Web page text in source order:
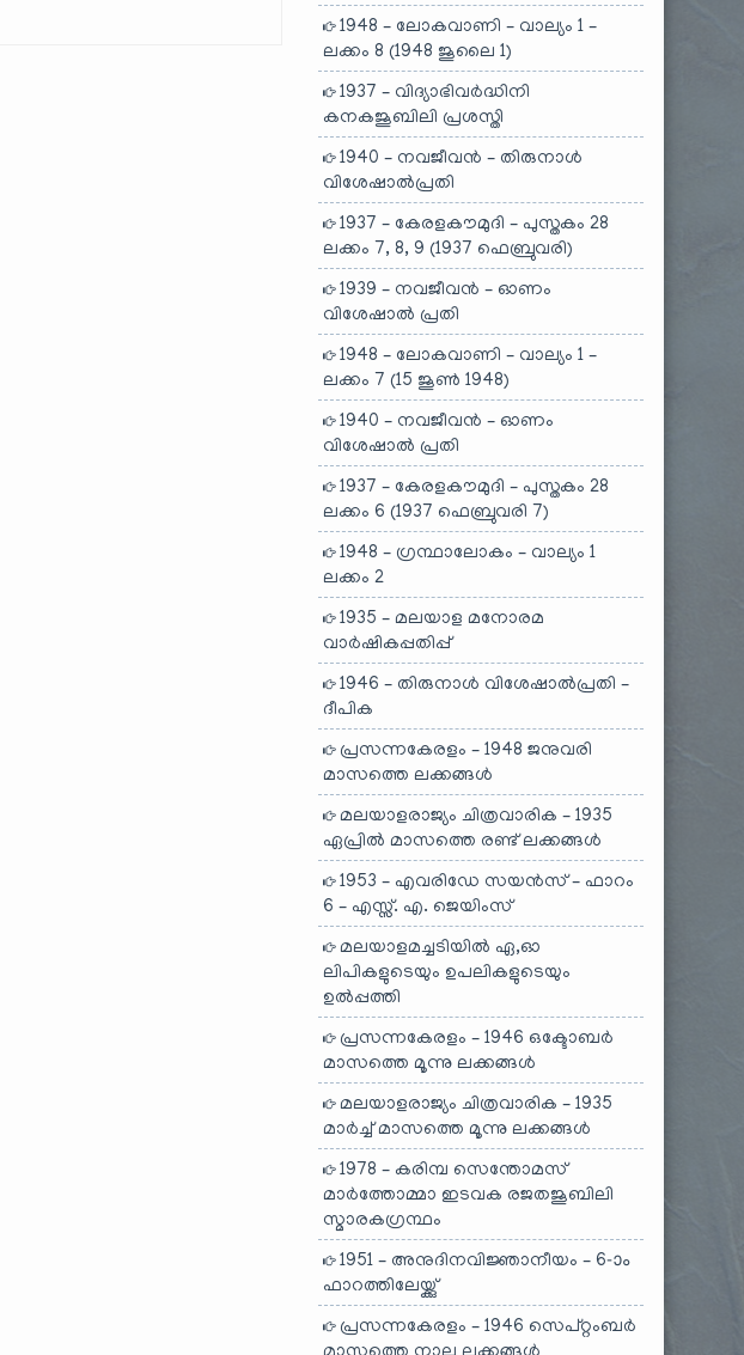
1948 – ലോകവാണി – വാല്യം 1 –
ലക്കം 8 (1948 ജൂലൈ 1)
1937 – വിദ്യാഭിവർദ്ധിനി
കനകജൂബിലി പ്രശസ്തി
1940 – നവജീവൻ – തിരുനാൾ
വിശേഷാൽപ്രതി
1937 – കേരളകൗമുദി – പുസ്തകം 28
ലക്കം 7, 8, 9 (1937 ഫെബ്രുവരി)
1939 – നവജീവൻ – ഓണം
വിശേഷാൽ പ്രതി
1948 – ലോകവാണി – വാല്യം 1 –
ലക്കം 7 (15 ജൂൺ 1948)
1940 – നവജീവൻ – ഓണം
വിശേഷാൽ പ്രതി
1937 – കേരളകൗമുദി – പുസ്തകം 28
ലക്കം 6 (1937 ഫെബ്രുവരി 7)
1948 – ഗ്രന്ഥാലോകം – വാല്യം 1
ലക്കം 2
1935 – മലയാള മനോരമ
വാർഷികപ്പതിപ്പ്
1946 – തിരുനാൾ വിശേഷാൽപ്രതി –
ദീപിക
പ്രസന്നകേരളം – 1948 ജനുവരി
മാസത്തെ ലക്കങ്ങൾ
മലയാളരാജ്യം ചിത്രവാരിക – 1935
ഏപ്രിൽ മാസത്തെ രണ്ട് ലക്കങ്ങൾ
1953 – എവരിഡേ സയൻസ് – ഫാറം
6 – എസ്സ്. എ. ജെയിംസ്
മലയാളമച്ചടിയിൽ ഏ,ഓ
ലിപികളുടെയും ഉപലികളുടെയും
ഉൽപ്പത്തി
പ്രസന്നകേരളം – 1946 ഒക്ടോബർ
മാസത്തെ മൂന്നു ലക്കങ്ങൾ
മലയാളരാജ്യം ചിത്രവാരിക – 1935
മാർച്ച് മാസത്തെ മൂന്നു ലക്കങ്ങൾ
1978 – കരിമ്പ സെന്തോമസ്
മാർത്തോമ്മാ ഇടവക രജതജൂബിലി
സ്മാരകഗ്രന്ഥം
1951 – അനുദിനവിജ്ഞാനീയം – 6-ാം
ഫാറത്തിലേയ്ക്കു്
പ്രസന്നകേരളം – 1946 സെപ്റ്റംബർ